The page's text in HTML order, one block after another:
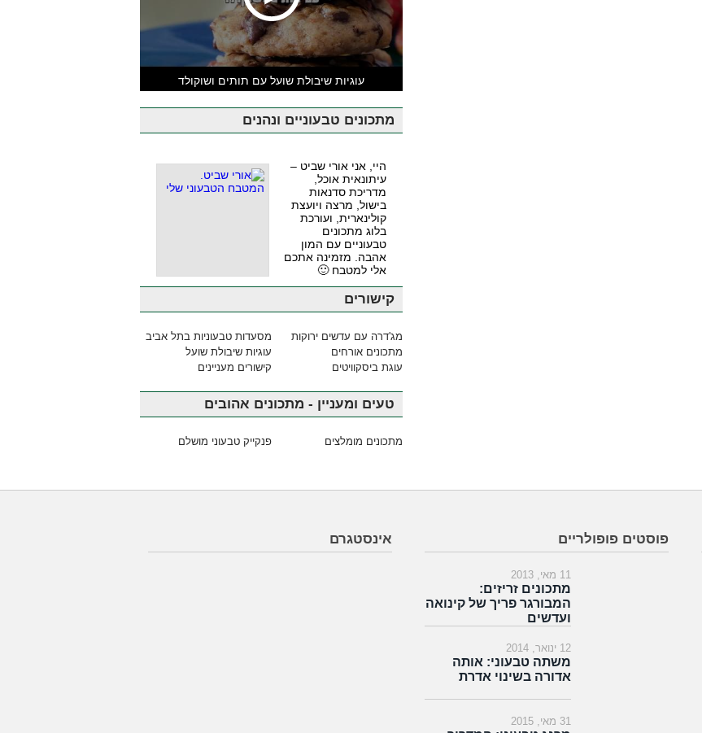
עוגיות שיבולת שועל עם תותים ושוקולד
מתכונים טבעוניים ונהנים
היי, אני אורי שביט –
עיתונאית אוכל,
מדריכת סדנאות
בישול, מרצה ויועצת
קולינארית, ועורכת
בלוג מתכונים
טבעוניים עם המון
אהבה. מזמינה אתכם
אלי למטבח 🙂
קישורים
מג'דרה עם עדשים ירוקות
מסעדות טבעוניות בתל אביב
מתכונים אורחים
עוגיות שיבולת שועל
עוגת ביסקוויטים
קישורים מעניינים
טעים ומעניין - מתכונים אהובים
מתכונים מומלצים פנקייק טבעוני מושלם
פוסטים פופולריים
11 מאי, 2013
מתכונים זריזים:
המבורגר פריך של קינואה
ועדשים
12 ינואר, 2014
משתה טבעוני: אותה
אדורה בשינוי אדרת
31 מאי, 2015
אינסטגרם